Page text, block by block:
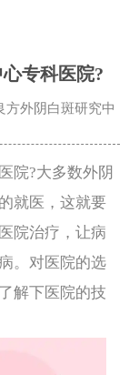
专科医院?
方外阴白斑研究中
院?大多数外阴
就医，这就要
院治疗，让病
。对医院的选
解下医院的技